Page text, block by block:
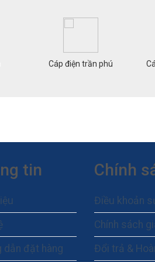
Cáp điện trần phú
tin
dẫn đặt hàng
Chính
Điều khoản
Chính sách
Đổi trả &